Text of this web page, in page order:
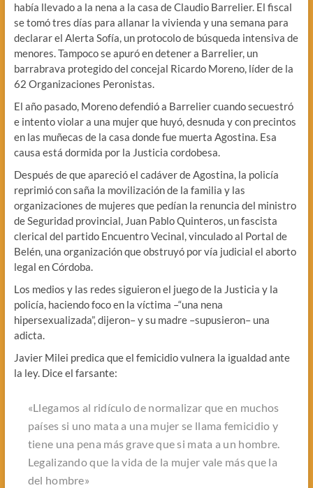
había llevado a la nena a la casa de Claudio Barrelier. El fiscal
se tomó tres días para allanar la vivienda y una semana para
declarar el Alerta Sofía, un protocolo de búsqueda intensiva de
menores. Tampoco se apuró en detener a Barrelier, un
barrabrava protegido del concejal Ricardo Moreno, líder de la
62 Organizaciones Peronistas.
El año pasado, Moreno defendió a Barrelier cuando secuestró
e intento violar a una mujer que huyó, desnuda y con precintos
en las muñecas de la casa donde fue muerta Agostina. Esa
causa está dormida por la Justicia cordobesa.
Después de que apareció el cadáver de Agostina, la policía
reprimió con saña la movilización de la familia y las
organizaciones de mujeres que pedían la renuncia del ministro
de Seguridad provincial, Juan Pablo Quinteros, un fascista
clerical del partido Encuentro Vecinal, vinculado al Portal de
Belén, una organización que obstruyó por vía judicial el aborto
legal en Córdoba.
Los medios y las redes siguieron el juego de la Justicia y la
policía, haciendo foco en la víctima –“una nena
hipersexualizada”, dijeron– y su madre –supusieron– una
adicta.
Javier Milei predica que el femicidio vulnera la igualdad ante
la ley. Dice el farsante:
«Llegamos al ridículo de normalizar que en muchos
países si uno mata a una mujer se llama femicidio y
tiene una pena más grave que si mata a un hombre.
Legalizando que la vida de la mujer vale más que la
del hombre»